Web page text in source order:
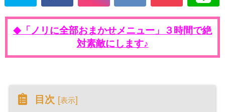
◆
「ノリに全部おまかせメニュー」３時間で絶
対素敵にします♪
目次 [表示]